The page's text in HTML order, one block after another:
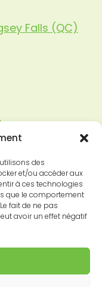
des
et/ou accéder aux
à ces technologies
que le comportement
fait de ne pas
avoir un effet négatif
Falls (QC)